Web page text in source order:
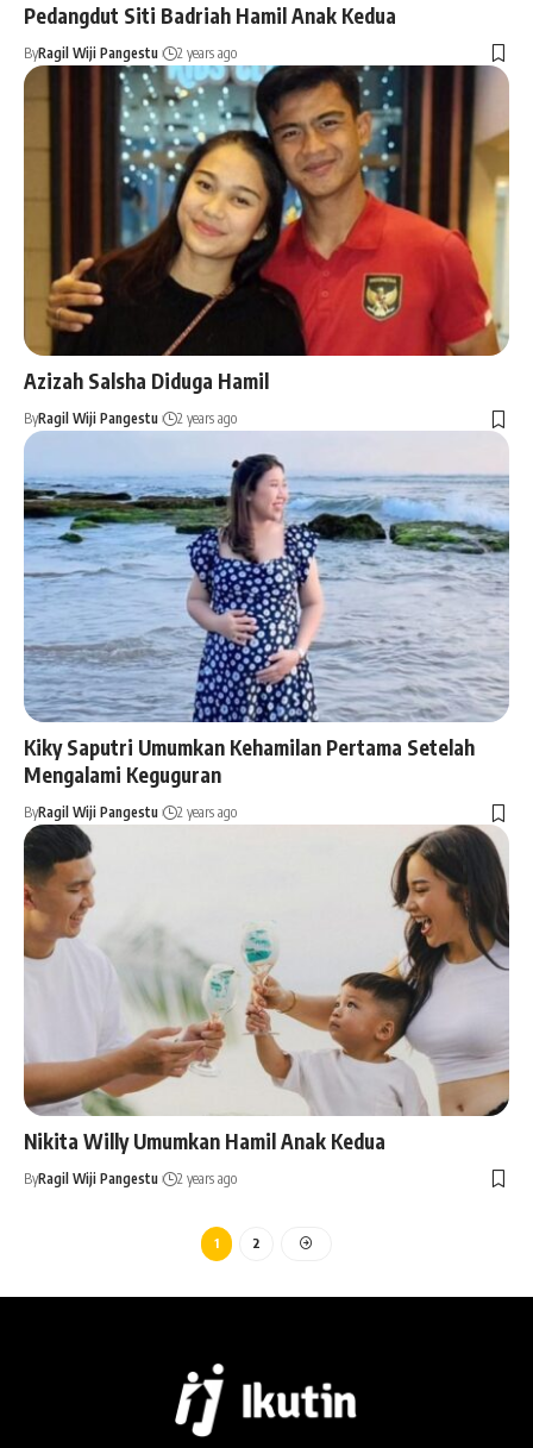
Pedangdut Siti Badriah Hamil Anak Kedua
ByRagil Wiji Pangestu 2 years ago
Azizah Salsha Diduga Hamil
ByRagil Wiji Pangestu 2 years ago
Kiky Saputri Umumkan Kehamilan Pertama Setelah
Mengalami Keguguran
ByRagil Wiji Pangestu 2 years ago
Nikita Willy Umumkan Hamil Anak Kedua
ByRagil Wiji Pangestu 2 years ago
1 2